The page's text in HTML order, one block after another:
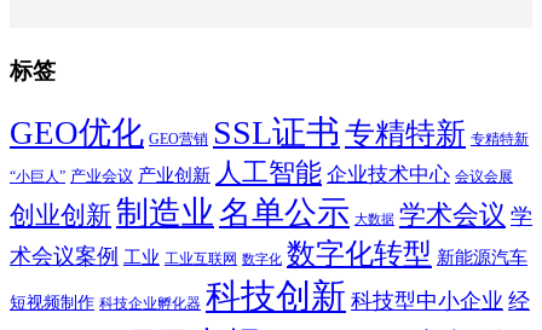
标签
GEO优化 GEO营销 SSL证书 专精特新 专精特新
“小巨人” 产业会议 产业创新 人工智能 企业技术中心 会议会展
创业创新制造业 名单公示 大数据 学术会议 学
术会议案例 工业 工业互联网 数字化 数字化转型 新能源汽车
短视频制作 科技企业孵化器 科技创新 科技型中小企业 经